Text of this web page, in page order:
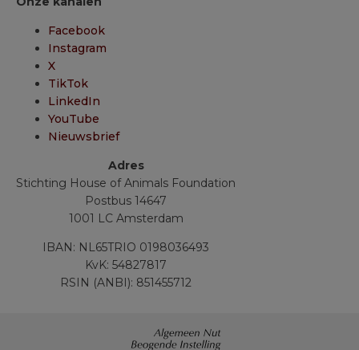
Facebook
Instagram
X
TikTok
LinkedIn
YouTube
Nieuwsbrief
Adres
Stichting House of Animals Foundation
Postbus 14647
1001 LC Amsterdam
IBAN: NL65TRIO 0198036493
KvK: 54827817
RSIN (ANBI): 851455712